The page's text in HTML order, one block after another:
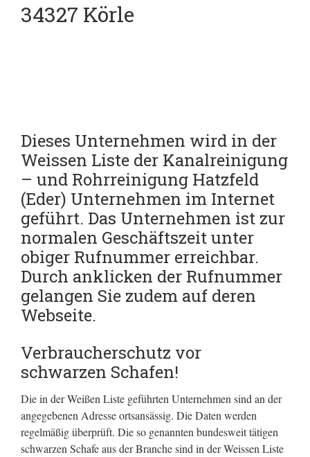
34327 Körle
Dieses Unternehmen wird in der
Weissen Liste der Kanalreinigung
– und Rohrreinigung Hatzfeld
(Eder) Unternehmen im Internet
geführt. Das Unternehmen ist zur
normalen Geschäftszeit unter
obiger Rufnummer erreichbar.
Durch anklicken der Rufnummer
gelangen Sie zudem auf deren
Webseite.
Verbraucherschutz vor
schwarzen Schafen!
Die in der Weißen Liste geführten Unternehmen sind an der
angegebenen Adresse ortsansässig. Die Daten werden
regelmäßig überprüft. Die so genannten bundesweit tätigen
schwarzen Schafe aus der Branche sind in der Weissen Liste